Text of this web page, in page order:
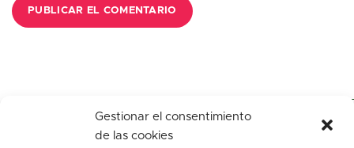
Gestionar el consentimiento
de las cookies